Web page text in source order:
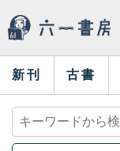
新刊 古書